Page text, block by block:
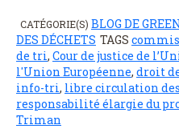
CATÉGORIE(S) BLOG DE
DES DÉCHETS TAGS
de tri, Cour de justice de
l'Union Européenne, droit
info-tri, libre circulation
responsabilité élargie du
Triman